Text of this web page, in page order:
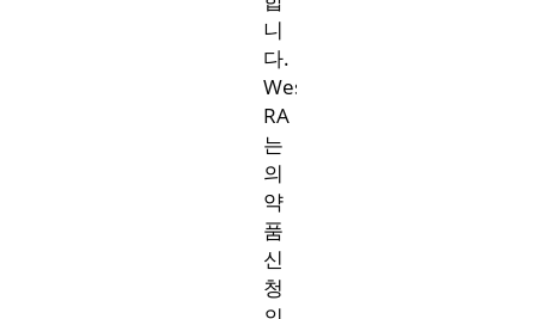
니
다.
West
RA
는
의
약
품
신
청